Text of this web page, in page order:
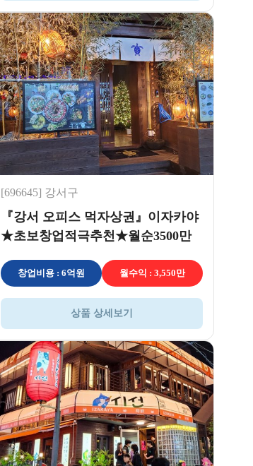
[696645] 강서구
『강서 오피스 먹자상권』이자카야
★초보창업적극추천★월순3500만
창업비용 : 6억원 월수익 : 3,550만
상품 상세보기